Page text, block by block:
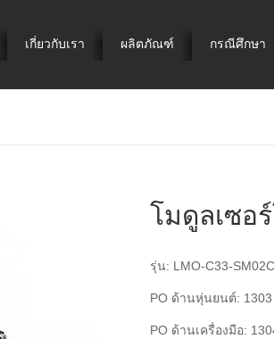
เกี่ยวกับเรา ผลิตภัณฑ์ กรณีศึกษา
โมดูลเซอ
รุ่น: LMO-C33-
PO ด้านหุ่นยนต์: 1303
PO ด้านเครื่องมือ: